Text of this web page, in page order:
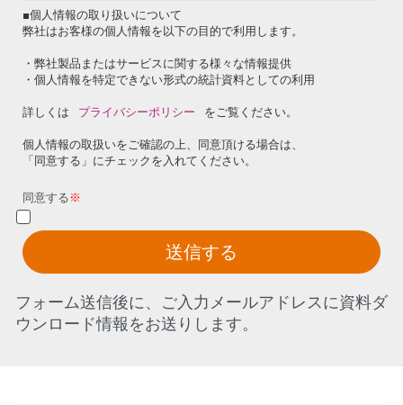
■個人情報の取り扱いについて
弊社はお客様の個人情報を以下の目的で利用します。
・弊社製品またはサービスに関する様々な情報提供
・個人情報を特定できない形式の統計資料としての利用
詳しくは プライバシーポリシー をご覧ください。
個人情報の取扱いをご確認の上、同意頂ける場合は、
「同意する」にチェックを入れてください。
同意する ※
送信する
フォーム送信後に、ご入力メールアドレスに資料ダ
ウンロード情報をお送りします。